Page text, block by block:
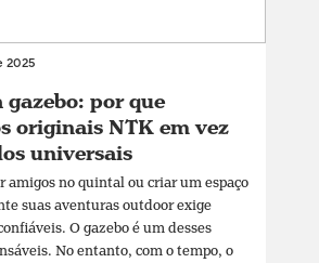
2025
gazebo: por que
originais NTK em vez
universais
amigos no quintal ou criar um espaço
suas aventuras outdoor exige
O gazebo é um desses
No entanto, com o tempo, o